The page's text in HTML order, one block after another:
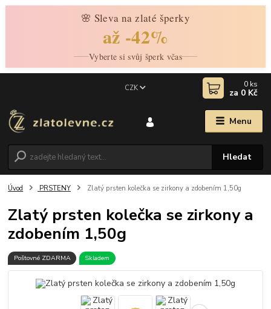
🌸 Sleva na zlaté šperky
až -42%
Vyberte si svůj šperk včas
Menu
CZK
Hledat
0 ks
za 0 Kč
Úvod PRSTENY Zlatý prsten kolečka se zirkony a zdobením 1,50g
Zlatý prsten kolečka se zirkony a
zdobením 1,50g
Poštovné ZDARMA Skladem